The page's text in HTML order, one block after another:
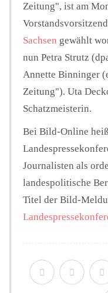
Zeitung", ist am
Sachsen gewählt
nun Petra Strutz
Annette Binninger
Zeitung"). Uta
Schatzmeisterin.
Bei Bild-Online
Journalisten als
landespolitische
Titel der Bild-